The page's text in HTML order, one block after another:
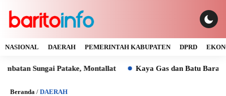
NASIONAL DAERAH PEMERINTAH KABUPATEN DPRD
Patake, Montallat Kaya Gas dan Batu Bara Malah Ikut
Beranda / DAERAH